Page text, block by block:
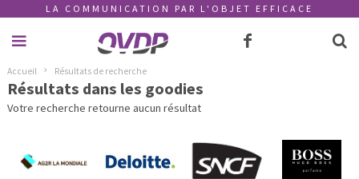
LA COMMUNICATION PAR L'OBJET EFFICACE
Accueil Résultats de recherche
Résultats dans les goodies
Votre recherche retourne aucun résultat